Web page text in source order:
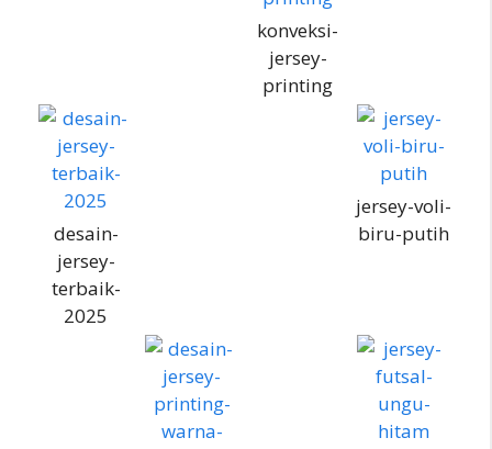
konveksi-
jersey-
printing
desain-
jersey-
terbaik-
2025
jersey-voli-
biru-putih